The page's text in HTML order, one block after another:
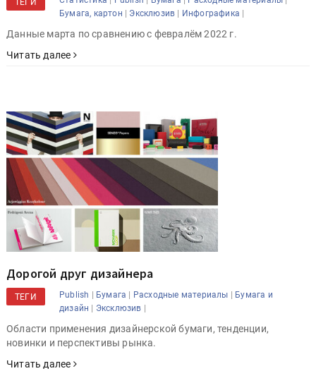
Бумага, картон | Эксклюзив | Инфографика |
Данные марта по сравнению с февралём 2022 г.
Читать далее
Дорогой друг дизайнера
ТЕГИ Publish | Бумага | Расходные материалы | Бумага и
дизайн | Эксклюзив |
Области применения дизайнерской бумаги, тенденции,
новинки и перспективы рынка.
Читать далее